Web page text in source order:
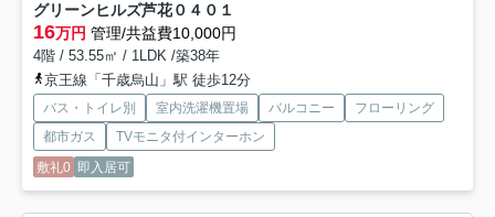
グリーンヒルズ芦花０４０１
16万円 管理/共益費10,000円
4階 / 53.55㎡ / 1LDK /築38年
京王線「千歳烏山」駅 徒歩12分
バス・トイレ別 室内洗濯機置場 バルコニー
フローリング
都市ガス
TVモニタ付インターホン
敷礼0 即入居可